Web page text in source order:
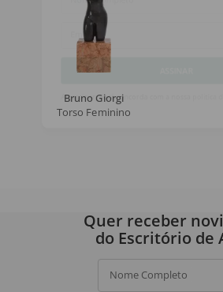
Bruno Giorgi
Torso Feminino
Nome Completo
Quer receber
do Escritório de
Nome Completo